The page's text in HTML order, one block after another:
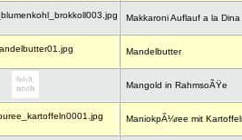
Makkaroni Auflauf a la Dina
Mandelbutter
Mangold in RahmsoÃŸe
ManiokpÃ¼ree mit